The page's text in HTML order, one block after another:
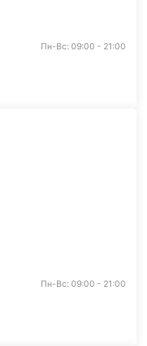
Пн-Вс: 09:00 - 21:00
Пн-Вс: 09:00 - 21:00